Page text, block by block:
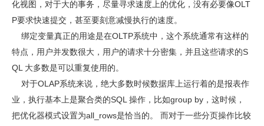
化视图，对于大的事务，尽量寻求速度上的优化，没有必要像OLT
P要求快速提交，甚至要刻意减慢执行的速度。
绑定变量真正的用途是在OLTP系统中，这个系统通常有这样的
特点，用户并发数很大，用户的请求十分密集，并且这些请求的S
QL 大多数是可以重复使用的。
对于OLAP系统来说，绝大多数时候数据库上运行着的是报表作
业，执行基本上是聚合类的SQL 操作，比如group by，这时候，
把优化器模式设置为all_rows是恰当的。 而对于一些分页操作比较